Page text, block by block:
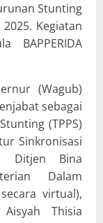
Stunting
Kegiatan
BAPPERIDA
(Wagub)
sebagai
(TPPS)
Sinkronisasi
Ditjen Bina
Dalam
virtual),
Thisia